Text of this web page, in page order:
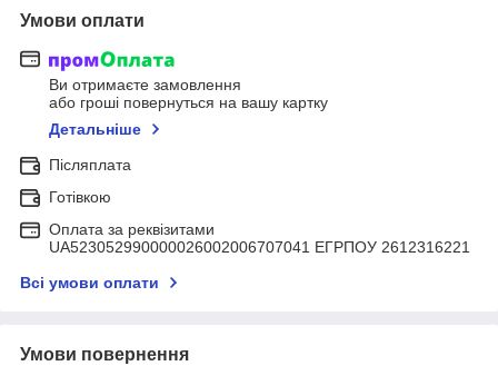
Умови оплати
Ви отримаєте замовлення
або гроші повернуться на вашу картку
Детальніше
Післяплата
Готівкою
Оплата за реквізитами
UA523052990000026002006707041 ЕГРПОУ 2612316221
Всі умови оплати
Умови повернення